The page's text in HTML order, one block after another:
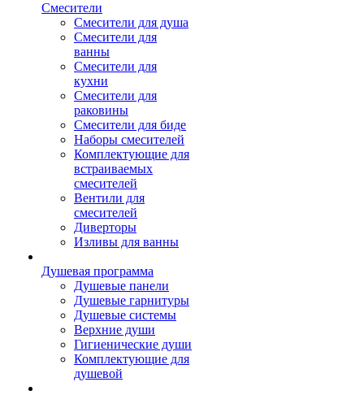
Смесители
Смесители для душа
Смесители для
ванны
Смесители для
кухни
Смесители для
раковины
Смесители для биде
Наборы смесителей
Комплектующие для
встраиваемых
смесителей
Вентили для
смесителей
Диверторы
Изливы для ванны
Душевая программа
Душевые панели
Душевые гарнитуры
Душевые системы
Верхние души
Гигиенические души
Комплектующие для
душевой